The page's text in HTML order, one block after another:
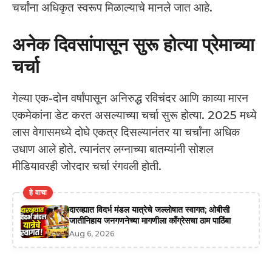
चर्चांना अधिकृत स्वरूप मिळाल्याचे मानले जात आहे.
अनेक दिवसांपासून सुरू होत्या प्रेमाच्या
चर्चा
गेल्या एक-दोन वर्षांपासून अनिरुद्ध रविचंदर आणि काव्या मारन
एकमेकांना डेट करत असल्याच्या चर्चा सुरू होत्या. 2025 मध्ये
लास वेगासमध्ये दोघे एकत्र दिसल्यानंतर या चर्चांना अधिक
उधाण आले होते. त्यानंतर लग्नाच्या बातम्यांनी सोशल
मीडियावरही जोरदार चर्चा रंगवली होती.
हे वाचा
दारव्ह्यात विदर्भ मंडल यात्रेचे जल्लोषात स्वागत; ओबीसी
जातीनिहाय जनगणनेच्या मागणीला काँग्रेसचा ठाम पाठिंबा
Aug 6, 2026